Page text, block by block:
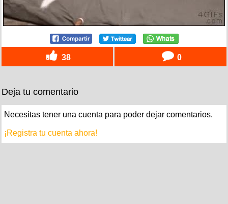
38 0
Deja tu comentario
Necesitas tener una cuenta para poder dejar comentarios.
¡Registra tu cuenta ahora!